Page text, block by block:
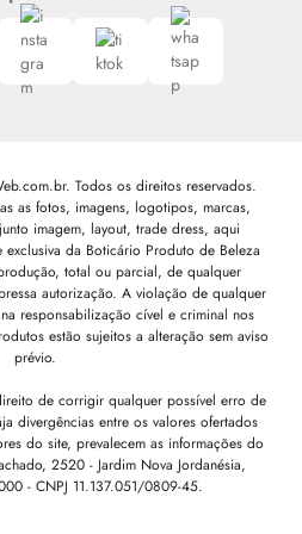
Todos os direitos reservados.
as fotos, imagens, logotipos, marcas,
imagem, layout, trade dress, aqui
da Boticário Produto de Beleza
total ou parcial, de qualquer
autorização. A violação de qualquer
responsabilização cível e criminal nos
estão sujeitos a alteração sem aviso
prévio.
de corrigir qualquer possível erro de
divergências entre os valores ofertados
do site, prevalecem as informações do
2520 - Jardim Nova Jordanésia,
- CNPJ 11.137.051/0809-45.